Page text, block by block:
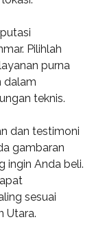
Pilihlah
purna
dalam
teknis.
dan testimoni
gambaran
ingin Anda beli.
sesuai
Utara.